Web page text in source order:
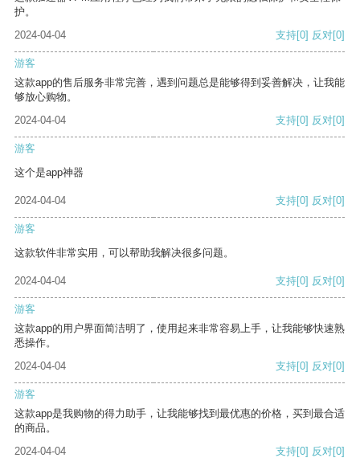
护。
2024-04-04
支持[0] 反对[0]
游客
这款app的售后服务非常完善，遇到问题总是能够得到妥善解决，让我能
够放心购物。
2024-04-04
支持[0] 反对[0]
游客
这个是app神器
2024-04-04 支持[0] 反对[0]
游客
这款软件非常实用，可以帮助我解决很多问题。
2024-04-04 支持[0] 反对[0]
游客
这款app的用户界面简洁明了，使用起来非常容易上手，让我能够快速熟
悉操作。
2024-04-04
支持[0] 反对[0]
游客
这款app是我购物的得力助手，让我能够找到最优惠的价格，买到最合适
的商品。
2024-04-04
支持[0] 反对[0]